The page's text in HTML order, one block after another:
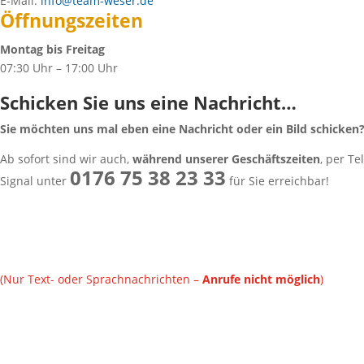
Öffnungszeiten
Montag bis Freitag
07:30 Uhr – 17:00 Uhr
Schicken Sie uns eine Nachricht…
Sie möchten uns mal eben eine Nachricht oder ein Bild schicken?
Ab sofort sind wir auch, während unserer Geschäftszeiten, per
Signal unter 0176 75 38 23 33 für Sie erreichbar!
(Nur Text- oder Sprachnachrichten – Anrufe nicht möglich)